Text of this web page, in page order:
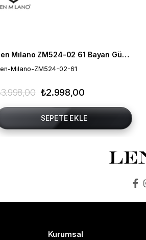
Zen Mılano ZM524-02 61 Bayan Güneş Gözlüğü
Mılano-ZM524-02-61
₺2.998,00
SEPETE EKLE
Kurumsal